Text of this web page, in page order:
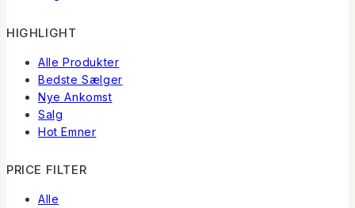
HIGHLIGHT
Alle Produkter
Bedste Sælger
Nye Ankomst
Salg
Hot Emner
PRICE FILTER
Alle